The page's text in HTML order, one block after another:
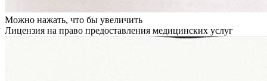
Можно нажать, что бы увеличить
Лицензия на право предоставления медицинских услуг